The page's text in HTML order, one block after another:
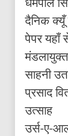
दैनिक
पेपर
साहनी
प्रसाद
उत्साह
उर्स-ए-